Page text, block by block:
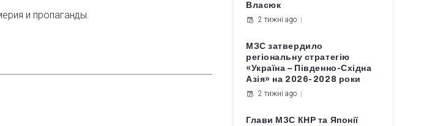
и пропаганды.
Власюк
2 тижні ago
МЗС затвердило
регіональну стратегію
«Україна – Південно-Східна
Азія» на 2026-2028 роки
2 тижні ago
Глави МЗС КНР та Японії